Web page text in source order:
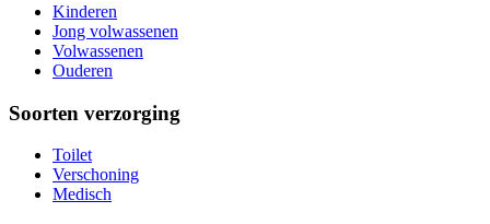
Kinderen
Jong volwassenen
Volwassenen
Ouderen
Soorten verzorging
Toilet
Verschoning
Medisch